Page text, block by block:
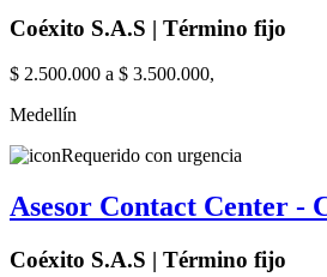
Coéxito S.A.S | Término fijo
$ 2.500.000 a $ 3.500.000,
Medellín
Requerido con urgencia
Asesor Contact Center -
Coéxito S.A.S | Término fijo